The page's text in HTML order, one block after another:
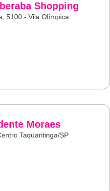
Shopping
5100 - Vila Olímpica
Moraes
Taquaritinga/SP